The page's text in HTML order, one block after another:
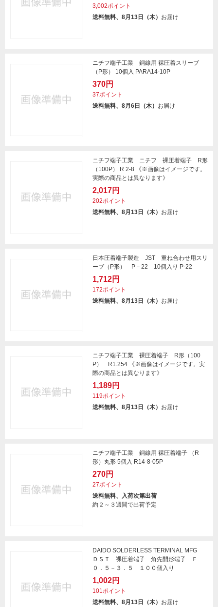
3,002ポイント
送料無料、8月13日（木） お届け
ニチフ端子工業 銅線用 裸圧着スリーブ
（P形） 10個入 PARA14-10P
370円
37ポイント
送料無料、8月6日（木） お届け
ニチフ端子工業 ニチフ 裸圧着端子 R形
（100P） R 2-8 《※画像はイメージです。
実際の商品とは異なります》
2,017円
202ポイント
送料無料、8月13日（木） お届け
日本圧着端子製造 JST 重ね合わせ用スリ
ーブ（P形） P－22 10個入り P-22
1,712円
172ポイント
送料無料、8月13日（木） お届け
ニチフ端子工業 裸圧着端子 R形（100
P） R1.254 《※画像はイメージです。実
際の商品とは異なります》
1,189円
119ポイント
送料無料、8月13日（木） お届け
ニチフ端子工業 銅線用 裸圧着端子 （R
形）丸形 5個入 R14-8-05P
270円
27ポイント
送料無料、入荷次第出荷
約２～３週間で出荷予定
DAIDO SOLDERLESS TERMINAL MFG
ＤＳＴ 裸圧着端子 角先開形端子 Ｆ
０．５－３．５ １００個入り
1,002円
101ポイント
送料無料、8月13日（木） お届け